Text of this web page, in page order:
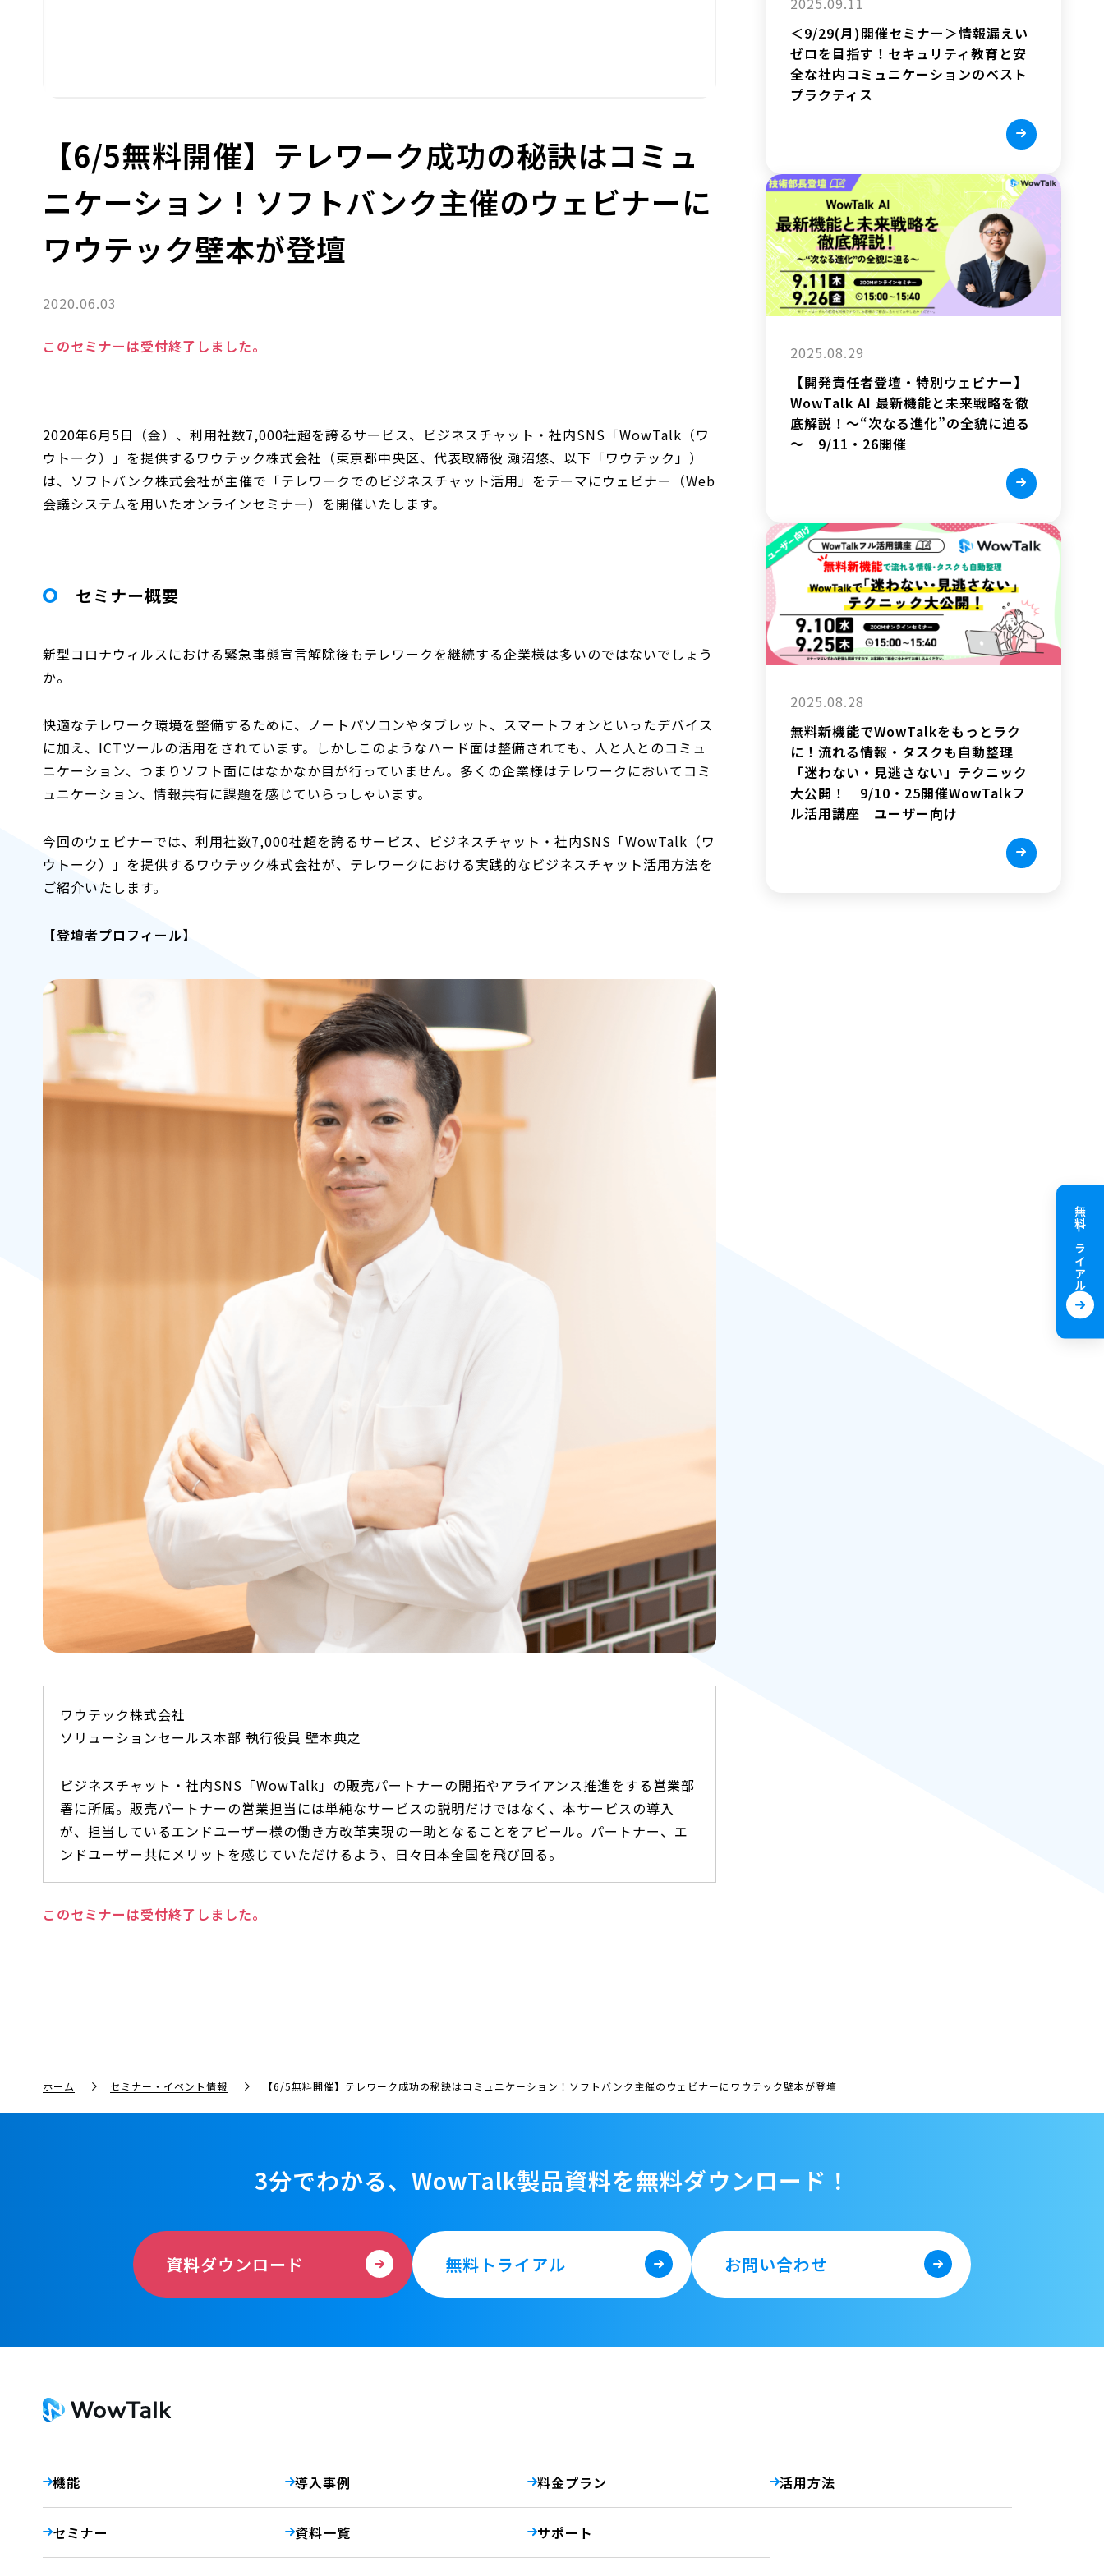
無料トライアル
【6/5無料開催】テレワーク成功の秘訣はコミュ
ニケーション！ソフトバンク主催のウェビナーに
ワウテック壁本が登壇
2020.06.03
このセミナーは受付終了しました。
2020年6月5日（金）、利用社数7,000社超を誇るサービス、ビジネスチャット・社内SNS「WowTalk（ワ
ウトーク）」を提供するワウテック株式会社（東京都中央区、代表取締役 瀬沼悠、以下「ワウテック」）
は、ソフトバンク株式会社が主催で「テレワークでのビジネスチャット活用」をテーマにウェビナー（Web
会議システムを用いたオンラインセミナー）を開催いたします。
セミナー概要
新型コロナウィルスにおける緊急事態宣言解除後もテレワークを継続する企業様は多いのではないでしょう
か。
快適なテレワーク環境を整備するために、ノートパソコンやタブレット、スマートフォンといったデバイス
に加え、ICTツールの活用をされています。しかしこのようなハード面は整備されても、人と人とのコミュ
ニケーション、つまりソフト面にはなかなか目が行っていません。多くの企業様はテレワークにおいてコミ
ュニケーション、情報共有に課題を感じていらっしゃいます。
今回のウェビナーでは、利用社数7,000社超を誇るサービス、ビジネスチャット・社内SNS「WowTalk（ワ
ウトーク）」を提供するワウテック株式会社が、テレワークにおける実践的なビジネスチャット活用方法を
ご紹介いたします。
【登壇者プロフィール】
ワウテック株式会社
ソリューションセールス本部 執行役員 壁本典之
ビジネスチャット・社内SNS「WowTalk」の販売パートナーの開拓やアライアンス推進をする営業部
署に所属。販売パートナーの営業担当には単純なサービスの説明だけではなく、本サービスの導入
が、担当しているエンドユーザー様の働き方改革実現の一助となることをアピール。パートナー、エ
ンドユーザー共にメリットを感じていただけるよう、日々日本全国を飛び回る。
このセミナーは受付終了しました。
＜9/29(月)開催セミナー＞情報漏えい
ゼロを目指す！セキュリティ教育と安
全な社内コミュニケーションのベスト
プラクティス
2025.08.29
【開発責任者登壇・特別ウェビナー】
WowTalk AI 最新機能と未来戦略を徹
底解説！～“次なる進化”の全貌に迫る
～ 9/11・26開催
2025.08.28
無料新機能でWowTalkをもっとラク
に！流れる情報・タスクも自動整理
「迷わない・見逃さない」テクニック
大公開！｜9/10・25開催WowTalkフ
ル活用講座｜ユーザー向け
ホーム セミナー・イベント情報 【6/5無料開催】テレワーク成功の秘訣はコミュニケーション！ソフトバンク主催のウェビナーにワウテック壁本が登壇
3分でわかる、WowTalk製品資料を無料ダウンロード！
資料ダウンロード 無料トライアル お問い合わせ
機能 導入事例 料金プラン 活用方法
セミナー 資料一覧 サポート